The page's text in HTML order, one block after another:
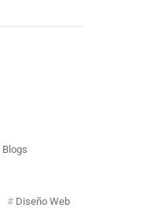
Blogs
Diseño Web